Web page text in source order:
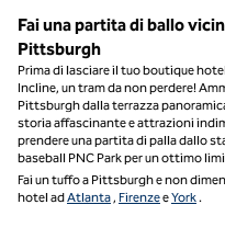
Fai una partita di ballo
Pittsburgh
Prima di lasciare il tuo boutique
Incline, un tram da non perdere!
Pittsburgh dalla terrazza
storia affascinante e attrazioni
prendere una partita di palla dallo
baseball PNC Park per un ottimo
Fai un tuffo a Pittsburgh e non
hotel adAtlanta, FirenzeeYork.